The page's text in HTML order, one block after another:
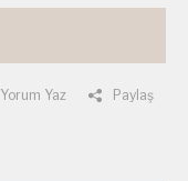
Yorum Yaz Paylaş